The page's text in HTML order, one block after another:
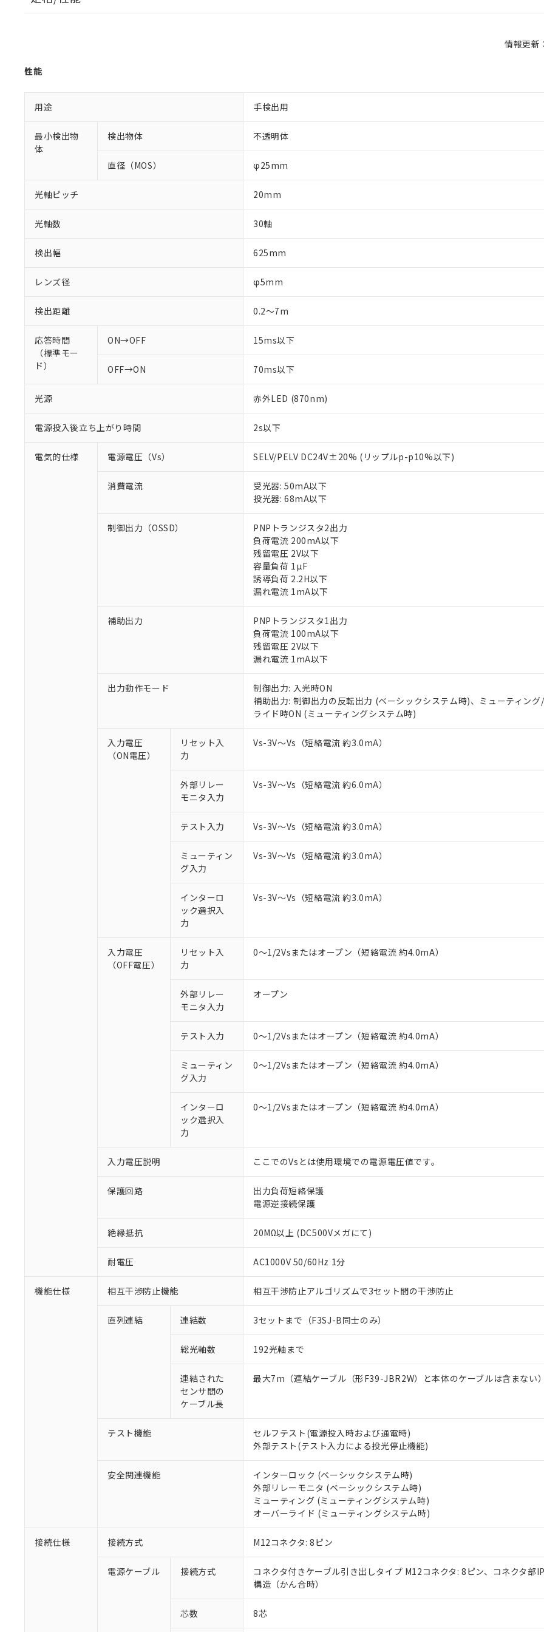
情報更新
性能
用途 手検出用
最小検出物
体
検出物体 不透明体
直径（MOS） φ25mm
光軸ピッチ 20mm
光軸数 30軸
検出幅 625mm
レンズ径 φ5mm
検出距離 0.2～7m
応答時間
（標準モー
ド）
ON→OFF 15ms以下
OFF→ON 70ms以下
光源 赤外LED (870nm)
電源投入後立ち上がり時間 2s以下
電気的仕様 電源電圧（Vs） SELV/PELV DC24V±20% (リップルp-p10%以下)
消費電流
受光器: 50mA以下
投光器: 68mA以下
制御出力（OSSD）
PNPトランジスタ2出力
負荷電流 200mA以下
残留電圧 2V以下
容量負荷 1µF
誘導負荷 2.2H以下
漏れ電流 1mA以下
補助出力
PNPトランジスタ1出力
負荷電流 100mA以下
残留電圧 2V以下
漏れ電流 1mA以下
出力動作モード
制御出力: 入光時ON
補助出力: 制御出力の反転出力 (ベーシックシステム時)、ミューティング
ライド時ON (ミューティングシステム時)
入力電圧
（ON電圧）
リセット入
力
Vs-3V～Vs（短絡電流 約3.0mA）
外部リレー
モニタ入力
Vs-3V～Vs（短絡電流 約6.0mA）
テスト入力 Vs-3V～Vs（短絡電流 約3.0mA）
ミューティン
グ入力
Vs-3V～Vs（短絡電流 約3.0mA）
インターロ
ック選択入
力
Vs-3V～Vs（短絡電流 約3.0mA）
入力電圧
（OFF電圧）
リセット入
力
0～1/2Vsまたはオープン（短絡電流 約4.0mA）
外部リレー
モニタ入力
オープン
テスト入力 0～1/2Vsまたはオープン（短絡電流 約4.0mA）
ミューティン
グ入力
0～1/2Vsまたはオープン（短絡電流 約4.0mA）
インターロ
ック選択入
力
0～1/2Vsまたはオープン（短絡電流 約4.0mA）
入力電圧説明 ここでのVsとは使用環境での電源電圧値です。
保護回路
出力負荷短絡保護
電源逆接続保護
絶縁抵抗 20MΩ以上 (DC500Vメガにて)
耐電圧 AC1000V 50/60Hz 1分
機能仕様 相互干渉防止機能 相互干渉防止アルゴリズムで3セット間の干渉防止
直列連結 連結数 3セットまで（F3SJ-B同士のみ）
総光軸数 192光軸まで
連結された
センサ間の
ケーブル長
最大7m（連結ケーブル（形F39-JBR2W）と本体のケーブルは含まない）
テスト機能
セルフテスト(電源投入時および通電時)
外部テスト(テスト入力による投光停止機能)
安全関連機能
インターロック (ベーシックシステム時)
外部リレーモニタ (ベーシックシステム時)
ミューティング (ミューティングシステム時)
オーバーライド (ミューティングシステム時)
接続仕様 接続方式 M12コネクタ: 8ピン
電源ケーブル 接続方式
コネクタ付きケーブル引き出しタイプ M12コネクタ: 8ピン、コネクタ部
構造（かん合時）
芯数 8芯
ご利用条件
以下の条件をお読みいただき、同意のうえご利用ください。
くものです。
当社制御機器事業取扱商品の中には、本サービスの対象外となる商品もあることを
在庫状況および標準価格照会結果は、記載している更新日時点での社内データに基
のであり、閲覧された時点での実際の在庫および標準価格とは異なる場合がある
い。
当社販売員にご相談ください。
オムロン制御機器販売店や当社販売拠点は「
マイパーツ機能（部品リスト作成サービス）をご利用いただくには、I-Webメンバ
ている必要があります。
が、当社の製品・サービスに関するお客様との取引・商談に必要な範囲で利用す
さい。
いる法人を指します。
※1 対応状況
対応済み：EU RoHS指令（10物質）の非含有に対応した製品が提供可能な商品です。
対応予定：EU RoHS指令（10物質）の非含有に対応した製品に切り替える予定のある
対応予定なし：EU RoHS指令（10物質）の非含有に非対応の商品で、対応品を出す予
調査・確認中：EU RoHS指令（10物質）の非含有の対応状況を調査中または確認中の商
非該当品：ライセンス料など無形物で、有害物質有無と関係のない商品です。
仕入先様の事情により、非含有部品としていたものが、含有品と判明した場合などやむ
鉛(Pb) 1000ppm以下、 水銀(Hg) 1000ppm以下、 カドミウム(Cd) 100ppm以下、
六価クロム(Cr(Ⅵ)) 1000ppm以下、ポリ臭化ビフェニル類(PBB) 1000ppm以下、ポリ臭化ジフェニルエーテル類
フタル酸ビス(2-エチルヘキシル) (DEHP)(別名：DOP) 1000ppm以下、フタル酸ブチルベンジル（BBP）
ル（DBP） 1000ppm以下、フタル酸ジイソブチル (DIBP) 1000ppm以下
フタル酸エステル類の４物質については閾値を超える意図的な使用がないことを確認しています。
※2 対応予定月
部品在庫の切り替え状況などにより、予定月が前後することがあります。
下記の非含有証明書をダウンロードすることができます。
EU RoHS指令（10物質）の非含有証明書
51物質の非含有証明書（当社基準）
※本証明書は発行日時点で非含有を証明するもので、過去に遡って非含有を証明するも
混在することから備考欄に対応日を記載しておりました。
既に当社にて対応品への在庫切替を完了していることから、特段のことがない限り、
り割愛しております。
※1 中国RoHS○×表
「○」：最大均質材料含有率が中国RoHSの基準値以下であることを示します。
「－」：未確認です。当社販売部門へお問い合わせください。
*中国RoHS10物質の基準値 (GB/T26572)：
Pb(鉛) :1000ppm、 Hg(水銀) : 1000ppm、 Cd(カドミウム) : 100ppm、
Cr(Ⅵ)(六価クロム) : 1000ppm、 PBBs(ポリ臭化ビフェニル類) : 1000ppm、 PBDEs(ポリ臭化ジフェニルエーテ
DBP(フタル酸ジブチル) : 1000ppm、 DIBP(フタル酸ジイソブチル) : 1000ppm、 BBP(フタル酸ブチルベンジル)
DEHP(フタル酸ビス(2-エチルヘキシル)) : 1000ppm
※2 環境保護使用期限
「ｅ」：有害物質（10物質）のすべてが基準値以下であることを示します。
「10」：通常の使用状況下において有害物質が外部に漏えいし、環境に深刻な影響を及
味します。
う）を輸出または国外への提供する場合は、日本国政府の輸出許可(または役務取
などの必要な手続きをとります。
当社は規制貨物を破棄する場合は、完全に破砕するなど、違法に輸出されないよう
当社は貴社製品を、核兵器、ミサイル、化学兵器、生物兵器またはその他武器並び
置等に一切使用いたしません。
当社は、貴社製品を第三者に販売する場合は、上記1、2および3の内容を当該第三
また当社は、販売先および販売に係わる関係者が違法に輸出するおそれがある場
合意する キャンセル
記
号
○ 一定数以上の在庫あり
△ 一定数には満たないが在庫あり
機器販売店・当社販売員にご確認ください)